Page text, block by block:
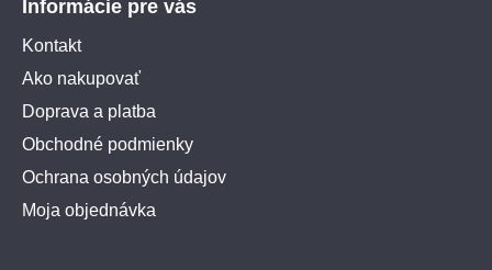
Informácie pre vás
Kontakt
Ako nakupovať
Doprava a platba
Obchodné podmienky
Ochrana osobných údajov
Moja objednávka